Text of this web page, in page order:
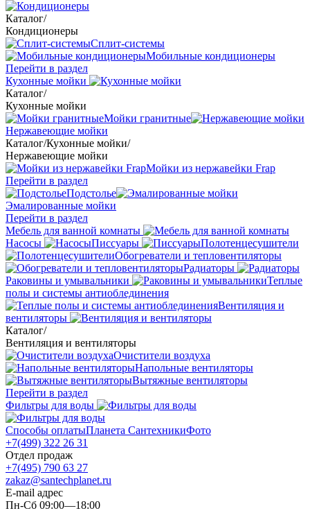
Каталог/
Кондиционеры
Сплит-системы
Мобильные кондиционеры
Перейти в раздел
Кухонные мойки
Каталог/
Кухонные мойки
Мойки гранитные
Нержавеющие мойки
Каталог/Кухонные мойки/
Нержавеющие мойки
Мойки из нержавейки Frap
Перейти в раздел
Подстолье
Эмалированные мойки
Перейти в раздел
Мебель для ванной комнаты
Насосы
Писсуары
Полотенцесушители
Обогреватели и тепловентиляторы
Радиаторы
Раковины и умывальники
Теплые
полы и системы антиоблединения
Вентиляция и
вентиляторы
Каталог/
Вентиляция и вентиляторы
Очистители воздуха
Напольные вентиляторы
Вытяжные вентиляторы
Перейти в раздел
Фильтры для воды
Способы оплатыПланета СантехникиФото
+7(499) 322 26 31
Отдел продаж
+7(495) 790 63 27
zakaz@santechplanet.ru
E-mail адрес
Пн-Сб 09:00—18:00